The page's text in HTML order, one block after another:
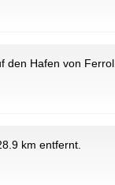
den Hafen von Ferrol.
km entfernt.